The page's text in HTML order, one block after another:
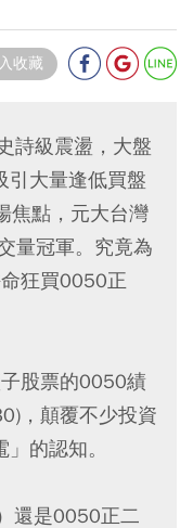
收藏
詩級震盪，大盤
引大量逢低買盤
焦點，元大台灣
量冠軍。究竟為
狂買0050正
股票的0050績
，顛覆不少投資
的認知。
還是0050正二